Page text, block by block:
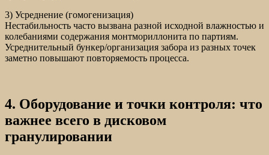
3) Усреднение (гомогенизация)
Нестабильность часто вызвана разной исходной влажностью и
колебаниями содержания монтмориллонита по партиям.
Усреднительный бункер/организация забора из разных точек
заметно повышают повторяемость процесса.
4. Оборудование и точки контроля: что
важнее всего в дисковом
гранулировании